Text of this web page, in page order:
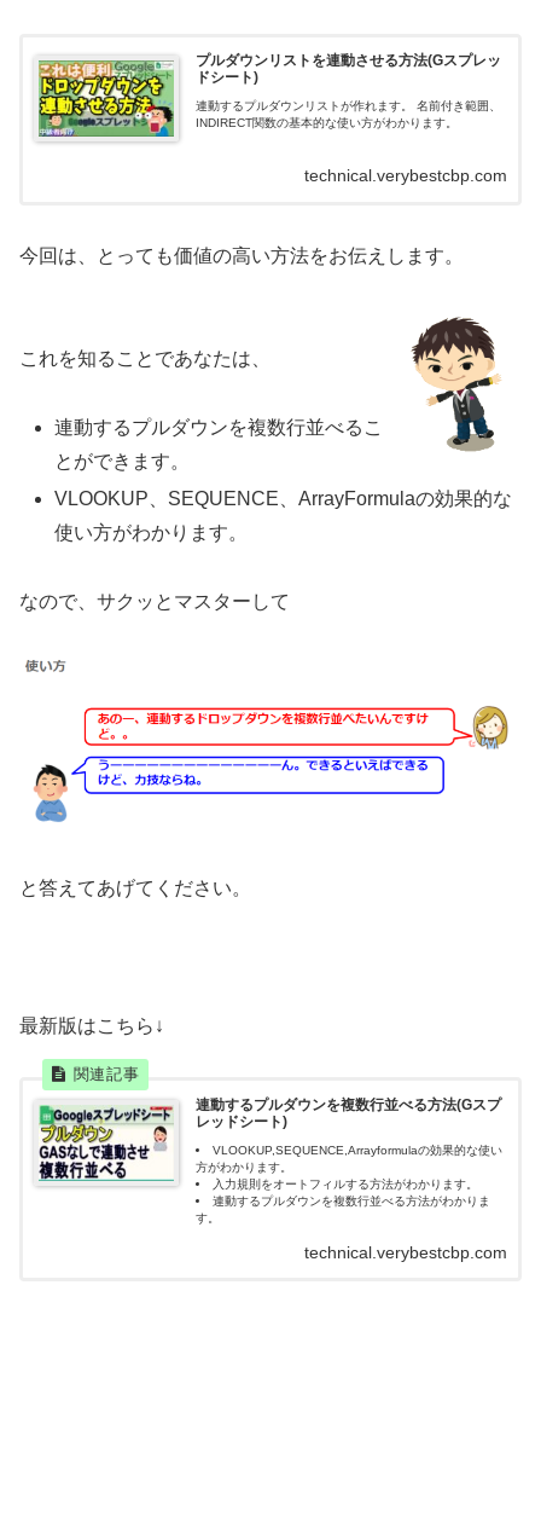
プルダウンリストを連動させる方法(Gスプレッ
ドシート)
連動するプルダウンリストが作れます。 名前付き範囲、
INDIRECT関数の基本的な使い方がわかります。
technical.verybestcbp.com
今回は、とっても価値の高い方法をお伝えします。
これを知ることであなたは、
連動するプルダウンを複数行並べるこ
とができます。
VLOOKUP、SEQUENCE、ArrayFormulaの効果的な
使い方がわかります。
なので、サクッとマスターして
と答えてあげてください。
最新版はこちら↓
連動するプルダウンを複数行並べる方法(Gスプ
レッドシート)
VLOOKUP,SEQUENCE,Arrayformulaの効果的な使い
方がわかります。
入力規則をオートフィルする方法がわかります。
連動するプルダウンを複数行並べる方法がわかりま
す。
technical.verybestcbp.com